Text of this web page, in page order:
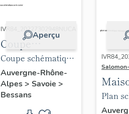
Aperçu
IVR84_20227302948NUCA
Coupe
schématique
ferme semi-
enterrée
Bessans
Coupe schématique
ferme semi-
enterrée Bessans
Auvergne-Rhône-
Alpes> Savoie >
Bessans
dite
Plan